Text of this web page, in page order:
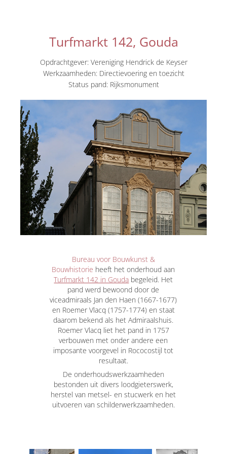
Turfmarkt 142, Gouda
Opdrachtgever: Vereniging Hendrick de Keyser
Werkzaamheden: Directievoering en toezicht
Status pand: Rijksmonument
Bureau voor Bouwkunst &
Bouwhistorie heeft het onderhoud aan
Turfmarkt 142 in Gouda begeleid. Het
pand werd bewoond door de
viceadmiraals Jan den Haen (1667-1677)
en Roemer Vlacq (1757-1774) en staat
daarom bekend als het Admiraalshuis.
Roemer Vlacq liet het pand in 1757
verbouwen met onder andere een
imposante voorgevel in Rococostijl tot
resultaat.
De onderhoudswerkzaamheden
bestonden uit divers loodgieterswerk,
herstel van metsel- en stucwerk en het
uitvoeren van schilderwerkzaamheden.